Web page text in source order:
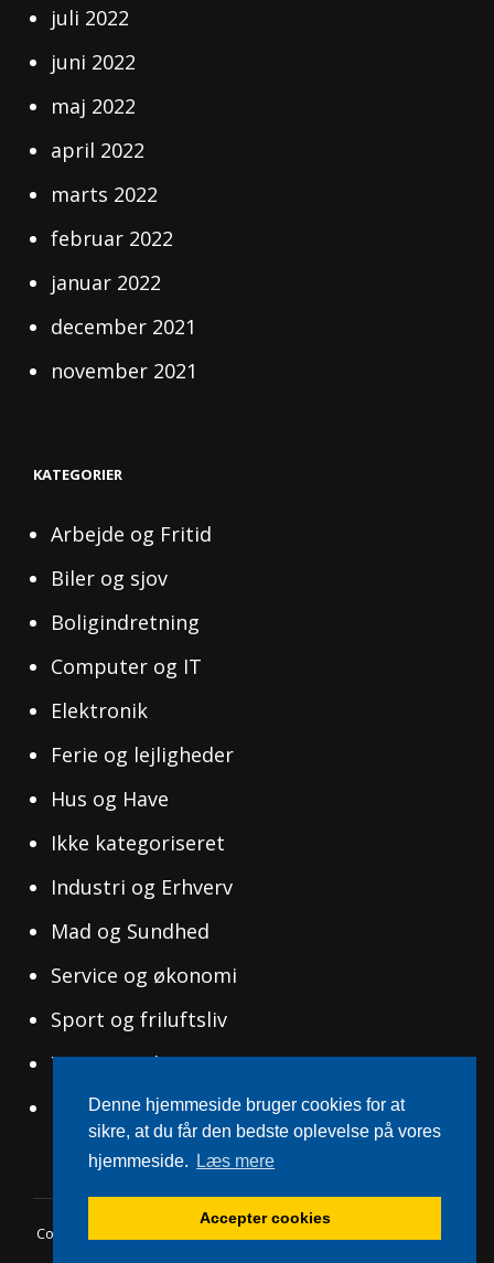
juli 2022
juni 2022
maj 2022
april 2022
marts 2022
februar 2022
januar 2022
december 2021
november 2021
KATEGORIER
Arbejde og Fritid
Biler og sjov
Boligindretning
Computer og IT
Elektronik
Ferie og lejligheder
Hus og Have
Ikke kategoriseret
Industri og Erhverv
Mad og Sundhed
Service og økonomi
Sport og friluftsliv
Tøj og Mode
Uddannelse og Ledelse
Copyright © 2026 Svensksucces.dk
Denne hjemmeside bruger cookies for at
sikre, at du får den bedste oplevelse på vores
hjemmeside.
Læs mere
Accepter cookies